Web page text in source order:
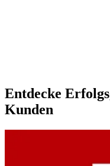
Entdecke
Kunden